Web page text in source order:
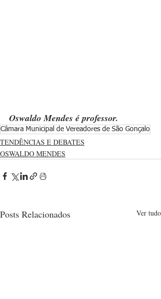
Oswaldo Mendes é professor.
Câmara Municipal de Vereadores de São Gonçalo
TENDÊNCIAS E DEBATES
OSWALDO MENDES
Posts Relacionados Ver tudo